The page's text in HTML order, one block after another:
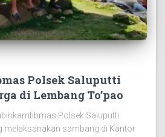
Polsek Saluputti
di Lembang To’pao
Polsek Saluputti
melaksanakan sambang di Kantor